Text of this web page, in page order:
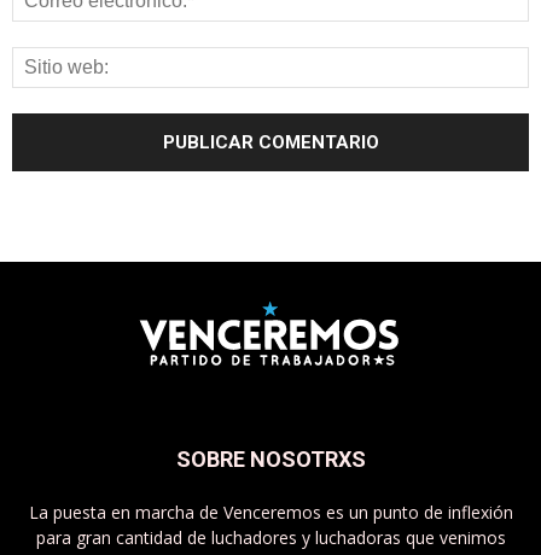
SOBRE NOSOTRXS
La puesta en marcha de Venceremos es un punto de inflexión
para gran cantidad de luchadores y luchadoras que venimos